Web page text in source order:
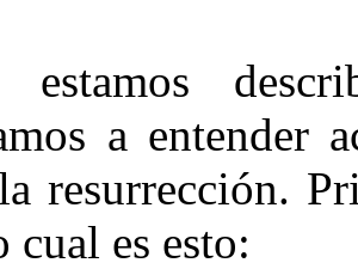
estamos
a entender
resurrección.
es esto: